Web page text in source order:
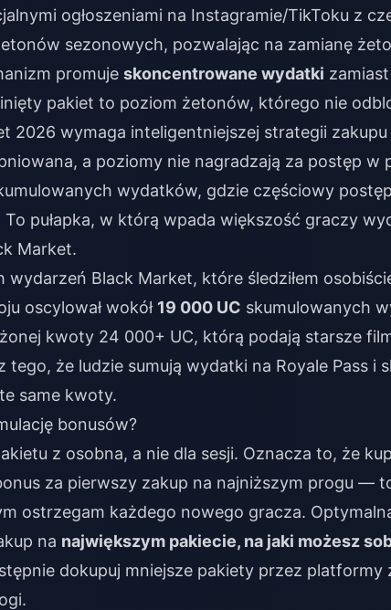
ogłoszeniami na Instagramie/TikToku z
sezonowych, pozwalając na zamianę
promuje skoncentrowane wydatki
pakiet to poziom żetonów, którego nie
2026 wymaga inteligentniejszej strategii zakupu
a poziomy nie nagradzają za postęp w
wydatków, gdzie częściowy
pułapka, w którą wpada większość graczy
Market.
Black Market, które śledziłem
oscylował wokół 19 000 UC skumulowanych
kwoty 24 000+ UC, którą podają starsze
że ludzie sumują wydatki na Royale Pass i
same kwoty.
bonusów?
z osobna, a nie dla sesji. Oznacza to, że
za pierwszy zakup na najniższym progu —
ostrzegam każdego nowego gracza.
na największym pakiecie, na jaki możesz
dokupuj mniejsze pakiety przez platformy